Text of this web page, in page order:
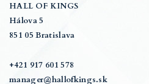
HALL OF KINGS
Hálova 5
851 05 Bratislava
+421 917 601 578
manager@hallofkings.sk